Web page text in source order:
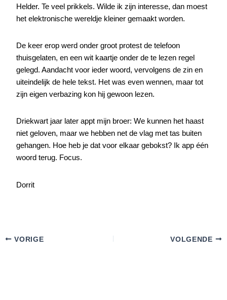
Helder. Te veel prikkels. Wilde ik zijn interesse, dan moest
het elektronische wereldje kleiner gemaakt worden.
De keer erop werd onder groot protest de telefoon
thuisgelaten, en een wit kaartje onder de te lezen regel
gelegd. Aandacht voor ieder woord, vervolgens de zin en
uiteindelijk de hele tekst. Het was even wennen, maar tot
zijn eigen verbazing kon hij gewoon lezen.
Driekwart jaar later appt mijn broer: We kunnen het haast
niet geloven, maar we hebben net de vlag met tas buiten
gehangen. Hoe heb je dat voor elkaar gebokst? Ik app één
woord terug. Focus.
Dorrit
VORIGE VOLGENDE